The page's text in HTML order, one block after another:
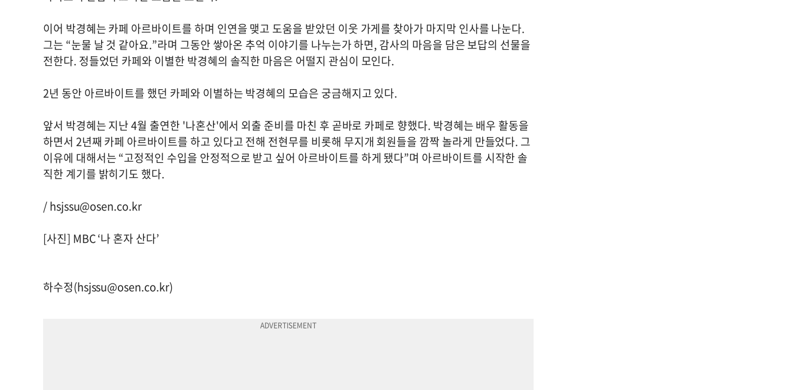
이어 박경혜는 카페 아르바이트를 하며 인연을 맺고 도움을 받았던 이웃 가게를 찾아가 마지막 인사를 나눈다.
그는 “눈물 날 것 같아요.”라며 그동안 쌓아온 추억 이야기를 나누는가 하면, 감사의 마음을 담은 보답의 선물을
전한다. 정들었던 카페와 이별한 박경혜의 솔직한 마음은 어떨지 관심이 모인다.
2년 동안 아르바이트를 했던 카페와 이별하는 박경혜의 모습은 궁금해지고 있다.
앞서 박경혜는 지난 4월 출연한 '나혼산'에서 외출 준비를 마친 후 곧바로 카페로 향했다. 박경혜는 배우 활동을
하면서 2년째 카페 아르바이트를 하고 있다고 전해 전현무를 비롯해 무지개 회원들을 깜짝 놀라게 만들었다. 그
이유에 대해서는 “고정적인 수입을 안정적으로 받고 싶어 아르바이트를 하게 됐다”며 아르바이트를 시작한 솔
직한 계기를 밝히기도 했다.
/hsjssu@osen.co.kr
[사진] MBC ‘나 혼자 산다’
하수정(hsjssu@osen.co.kr)